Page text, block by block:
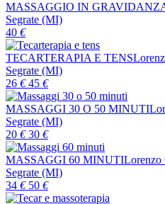
MASSAGGIO IN
Segrate (MI)
40 €
TECARTERAPIA E TENS
Segrate (MI)
26 € 45 €
MASSAGGI 30 O 50 MINUTI
Segrate (MI)
20 € 30 €
MASSAGGI 60 MINUTILorenzo
Segrate (MI)
34 € 50 €